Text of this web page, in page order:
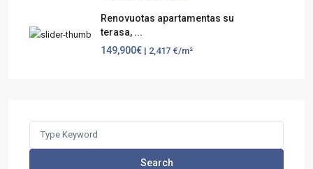
Renovuotas apartamentas su
terasa, ...
149,900€ | 2,417 €/m²
Search